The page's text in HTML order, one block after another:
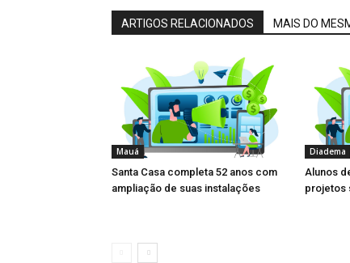
ARTIGOS RELACIONADOS MAIS DO
Mauá
Santa Casa completa 52 anos com
ampliação de suas instalações
Diadema
Alunos
projetos